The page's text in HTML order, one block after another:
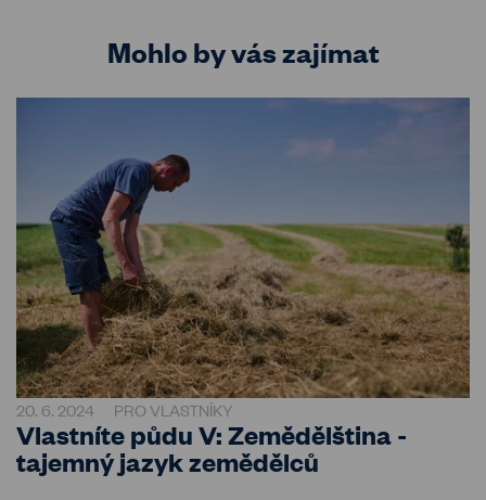
Mohlo by vás zajímat
20. 6. 2024 PRO VLASTNÍKY
Vlastníte půdu V: Zemědělština -
tajemný jazyk zemědělců